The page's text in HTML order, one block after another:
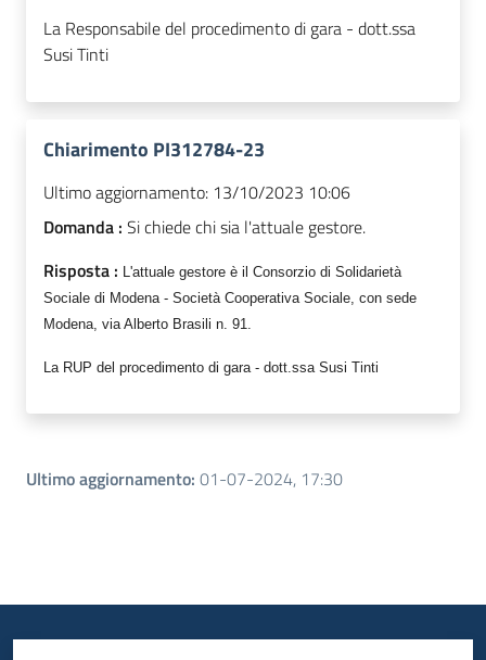
La Responsabile del procedimento di gara - dott.ssa
Susi Tinti
Chiarimento PI312784-23
Ultimo aggiornamento: 13/10/2023 10:06
Domanda : Si chiede chi sia l'attuale gestore.
Risposta : L'attuale gestore è il Consorzio di Solidarietà
Sociale di Modena - Società Cooperativa Sociale, con sede
Modena, via Alberto Brasili n. 91.
La RUP del procedimento di gara - dott.ssa Susi Tinti
Ultimo aggiornamento: 01-07-2024, 17:30